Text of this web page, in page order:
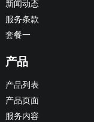
新闻动态
服务条款
套餐一
产品
产品列表
产品页面
服务内容